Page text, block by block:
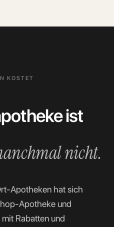
KOSTET
ist
nicht.
Apotheken hat sich
Apotheke und
Rabatten und